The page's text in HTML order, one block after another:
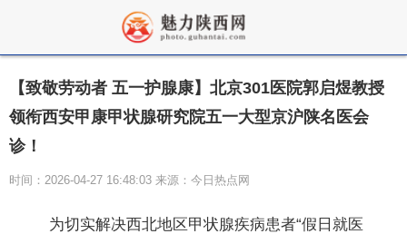
【致敬劳动者 五一护腺康】北京301医院郭启煜教授
领衔西安甲康甲状腺研究院五一大型京沪陕名医会
诊！
时间：2026-04-27 16:48:03 来源：今日热点网
为切实解决西北地区甲状腺疾病患者“假日就医